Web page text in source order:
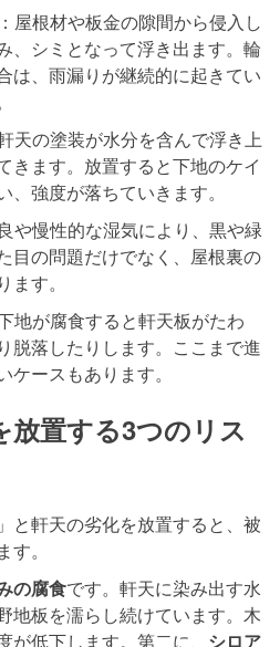
：屋根材や板金の隙間から侵入し
、シミとなって浮き出ます。輪
は、雨漏りが継続的に起きてい
天の塗装が水分を含んで浮き上
きます。放置すると下地のケイ
強度が落ちていきます。
や慢性的な湿気により、黒や緑
目の問題だけでなく、屋根裏の
す。
地が腐食すると軒天板がたわ
脱落したりします。ここまで進
ースもあります。
放置する3つのリス
と軒天の劣化を放置すると、被
。
の腐食です。軒天に染み出す水
地板を濡らし続けています。木
低下します。第二に、 シロア